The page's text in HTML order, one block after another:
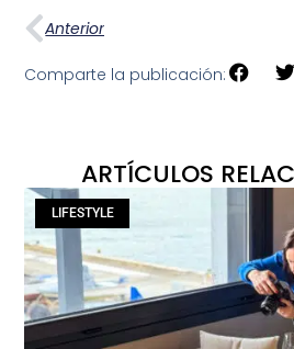
Anterior
Comparte la publicación:
ARTÍCULOS
LIFESTYLE